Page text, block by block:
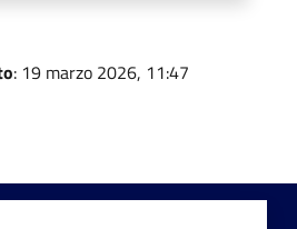
: 19 marzo 2026, 11:47